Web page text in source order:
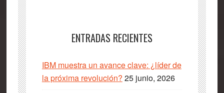
ENTRADAS RECIENTES
IBM muestra un avance clave: ¿líder de
la próxima revolución? 25 junio, 2026